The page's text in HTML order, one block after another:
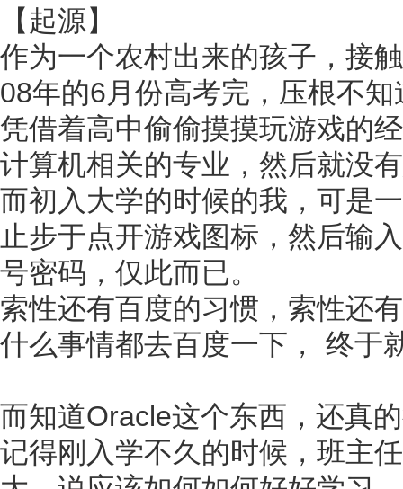
【起源】
作为一个农村出来的孩子，接
08年的6月份高考完，压根不
凭借着高中偷偷摸摸玩游戏的
计算机相关的专业，然后就没
而初入大学的时候的我，可是
止步于点开游戏图标，然后输
号密码，仅此而已。
索性还有百度的习惯，索性还
什么事情都去百度一下， 终于
而知道Oracle这个东西，还真
记得刚入学不久的时候，班主